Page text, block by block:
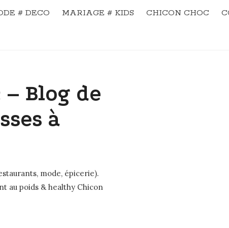
# DECO MARIAGE # KIDS CHICON CHOC
Blog de
à
mode, épicerie).
au poids & healthy Chicon